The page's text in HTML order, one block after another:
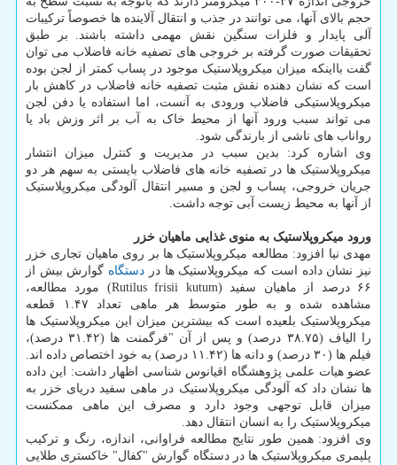
حجم بالای آنها، می توانند در جذب و انتقال آلاینده ها خصوصاً ترکیبات
آلی پایدار و فلزات سنگین نقش مهمی داشته باشند. بر طبق
تحقیقات صورت گرفته بر خروجی های تصفیه خانه فاضلاب می توان
گفت بااینکه میزان میکروپلاستیک موجود در پساب کمتر از لجن بوده
است که نشان دهنده نقش مثبت تصفیه خانه فاضلاب در کاهش بار
میکروپلاستیکی فاضلاب ورودی به آنست، اما استفاده یا دفن لجن
می تواند سبب ورود آنها از محیط خاک به آب بر اثر وزش باد یا
رواناب های ناشی از بارندگی شود.
وی اشاره کرد: بدین سبب در مدیریت و کنترل میزان انتشار
میکروپلاستیک ها در تصفیه خانه های فاضلاب بایستی به سهم هر دو
جریان خروجی، پساب و لجن و مسیر انتقال آلودگی میکروپلاستیک
از آنها به محیط زیست آبی توجه داشت.
ورود میکروپلاستیک به منوی غذایی ماهیان خزر
مهدی نیا افزود: مطالعه میکروپلاستیک ها بر روی ماهیان تجاری خزر
نیز نشان داده است که میکروپلاستیک ها در دستگاه گوارش بیش از
۶۶ درصد از ماهیان سفید (Rutilus frisii kutum) مورد مطالعه،
مشاهده شده و به طور متوسط هر ماهی تعداد ۱.۴۷ قطعه
میکروپلاستیک بلعیده است که بیشترین میزان این میکروپلاستیک ها
را الیاف (۳۸.۷۵ درصد) و پس از آن "فرگمنت ها (۳۱.۴۲ درصد)،
فیلم ها (۳۰ درصد) و دانه ها (۱۱.۴۲ درصد) به خود اختصاص داده اند.
عضو هیات علمی پژوهشگاه اقیانوس شناسی اظهار داشت: این داده
ها نشان داد که آلودگی میکروپلاستیک در ماهی سفید دریای خزر به
میزان قابل توجهی وجود دارد و مصرف این ماهی ممکنست
میکروپلاستیک را به انسان انتقال دهد.
وی افزود: همین طور نتایج مطالعه فراوانی، اندازه، رنگ و ترکیب
پلیمری میکروپلاستیک ها در دستگاه گوارش "کفال" خاکستری طلایی